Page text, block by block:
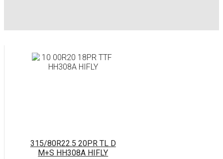
315/80R22.5 20PR TL D
M+S HH308A HIFLY